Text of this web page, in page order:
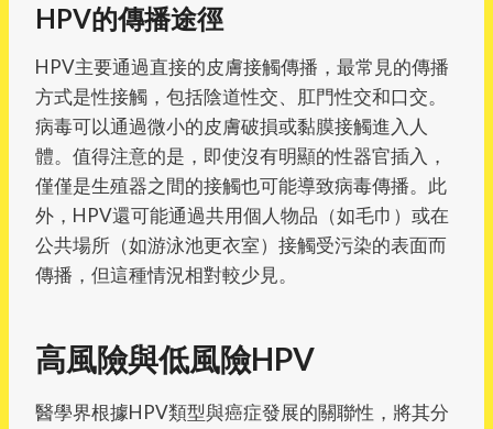
HPV的傳播途徑
HPV主要通過直接的皮膚接觸傳播，最常見的傳播
方式是性接觸，包括陰道性交、肛門性交和口交。
病毒可以通過微小的皮膚破損或黏膜接觸進入人
體。值得注意的是，即使沒有明顯的性器官插入，
僅僅是生殖器之間的接觸也可能導致病毒傳播。此
外，HPV還可能通過共用個人物品（如毛巾）或在
公共場所（如游泳池更衣室）接觸受污染的表面而
傳播，但這種情況相對較少見。
高風險與低風險HPV
醫學界根據HPV類型與癌症發展的關聯性，將其分